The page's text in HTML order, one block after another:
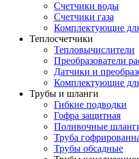
Счетчики воды
Счетчики газа
Комплектующие
Теплосчетчики
Тепловычислители
Преобразователи
Датчики и
Комплектующие
Трубы и шланги
Гибкие подводки
Гофра защитная
Поливочные
Труба
Трубы обсадные